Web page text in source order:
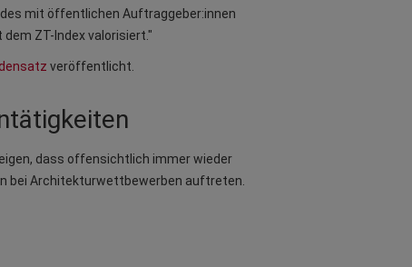
mit öffentlichen Auftraggeber:innen
ZT-Index valorisiert."
veröffentlicht.
dass offensichtlich immer wieder
bei Architekturwettbewerben auftreten.